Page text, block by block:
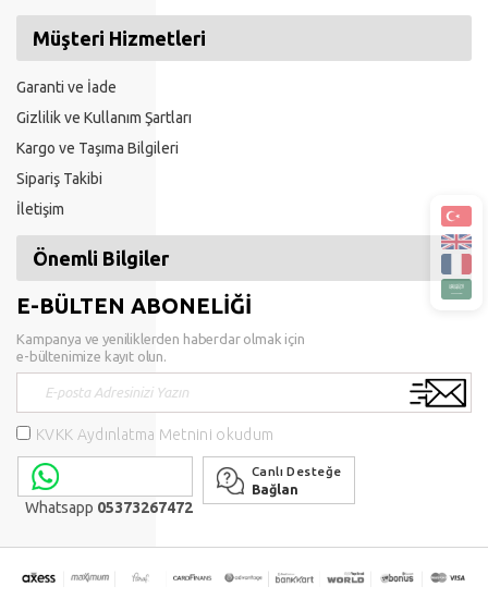
Müşteri Hizmetleri
Garanti ve İade
Gizlilik ve Kullanım Şartları
Kargo ve Taşıma Bilgileri
Sipariş Takibi
İletişim
Önemli Bilgiler
E-BÜLTEN ABONELİĞİ
Kampanya ve yeniliklerden haberdar olmak için
e-bültenimize kayıt olun.
KVKK Aydınlatma Metnini okudum
Whatsapp 05373267472
Canlı Desteğe
Bağlan